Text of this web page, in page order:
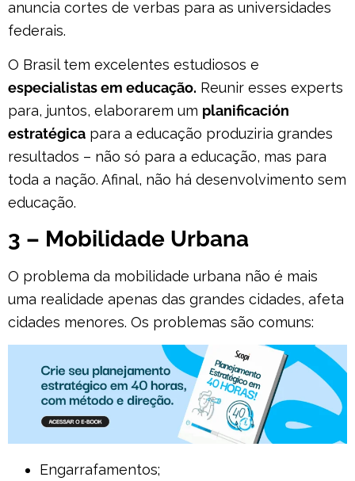
anuncia cortes de verbas para as universidades
federais.
O Brasil tem excelentes estudiosos e
especialistas em educação. Reunir esses experts
para, juntos, elaborarem um planificación
estratégica para a educação produziria grandes
resultados – não só para a educação, mas para
toda a nação. Afinal, não há desenvolvimento sem
educação.
3 – Mobilidade Urbana
O problema da mobilidade urbana não é mais
uma realidade apenas das grandes cidades, afeta
cidades menores. Os problemas são comuns:
Engarrafamentos;